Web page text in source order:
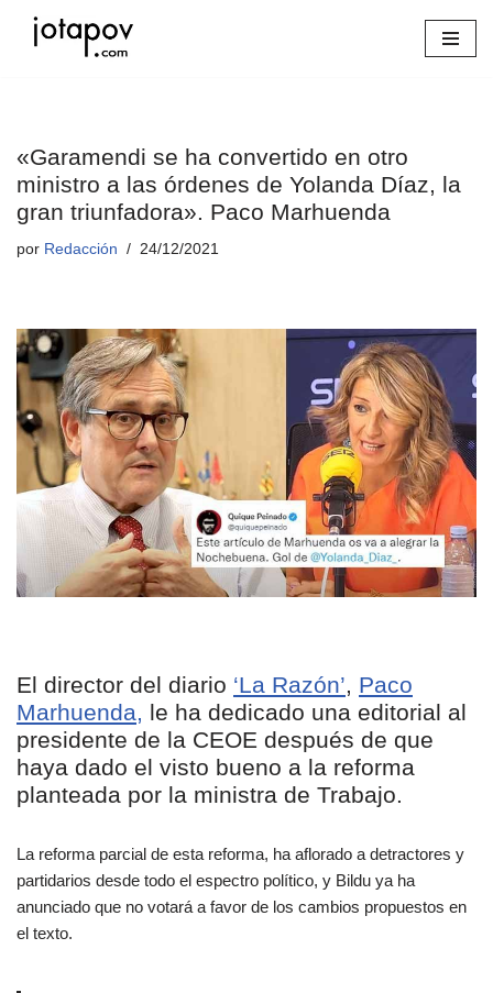
«Garamendi se ha convertido en otro
ministro a las órdenes de Yolanda Díaz, la
gran triunfadora». Paco Marhuenda
por Redacción 24/12/2021
El director del diario ‘La Razón’, Paco
Marhuenda, le ha dedicado una editorial al
presidente de la CEOE después de que
haya dado el visto bueno a la reforma
planteada por la ministra de Trabajo.
La reforma parcial de esta reforma, ha aflorado a detractores y
partidarios desde todo el espectro político, y Bildu ya ha
anunciado que no votará a favor de los cambios propuestos en
el texto.